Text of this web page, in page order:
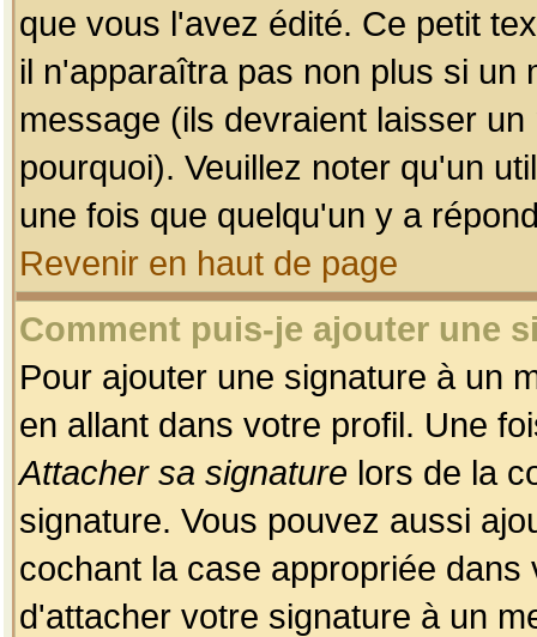
que vous l'avez édité. Ce petit
il n'apparaîtra pas non plus si un
message (ils devraient laisser
pourquoi). Veuillez noter qu'un
une fois que quelqu'un y a
Revenir en haut de page
Comment puis-je ajouter une
Pour ajouter une signature à un
en allant dans votre profil. Une
Attacher sa signature lors de la
signature. Vous pouvez aussi
cochant la case appropriée
d'attacher votre signature à un